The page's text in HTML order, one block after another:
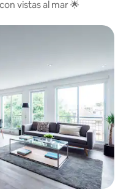
vistas al mar 🌟